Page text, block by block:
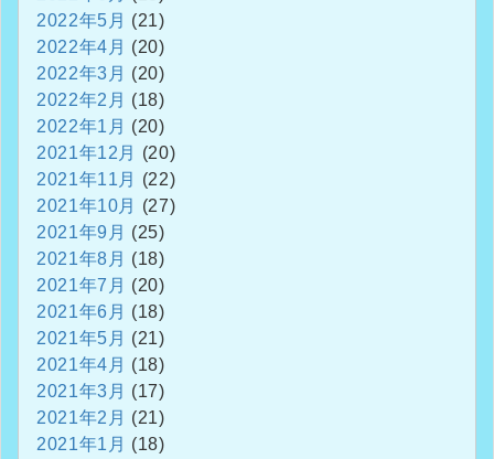
2022年5月 (21)
2022年4月 (20)
2022年3月 (20)
2022年2月 (18)
2022年1月 (20)
2021年12月
(20)
2021年11月
(22)
2021年10月
(27)
2021年9月 (25)
2021年8月 (18)
2021年7月 (20)
2021年6月 (18)
2021年5月 (21)
2021年4月 (18)
2021年3月 (17)
2021年2月 (21)
2021年1月 (18)